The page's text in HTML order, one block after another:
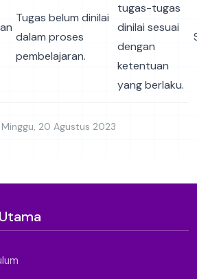
Tugas belum dinilai
dalam proses
pembelajaran.
tugas-tugas
dinilai sesuai
dengan
ketentuan
yang berlaku.
20 Agustus 2023